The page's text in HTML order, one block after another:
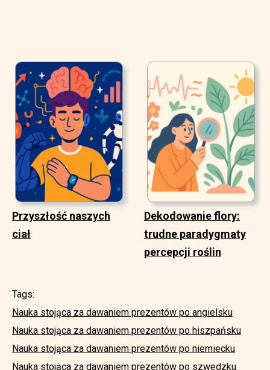
Przyszłość naszych
ciał
Dekodowanie flory:
trudne paradygmaty
percepcji roślin
Tags:
Nauka stojąca za dawaniem prezentów po angielsku
Nauka stojąca za dawaniem prezentów po hiszpańsku
Nauka stojąca za dawaniem prezentów po niemiecku
Nauka stojąca za dawaniem prezentów po szwedzku